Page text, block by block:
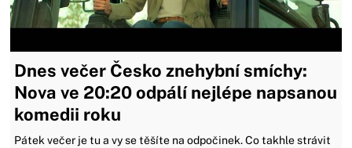
Dnes večer Česko znehybní smíchy:
Nova ve 20:20 odpálí nejlépe napsanou
komedii roku
Pátek večer je tu a vy se těšíte na odpočinek. Co takhle strávit